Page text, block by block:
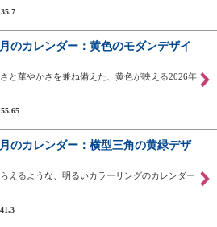
35.7
のカレンダー：黄色のモダンデザイ
と華やかさを兼ね備えた、黄色が映える2026年
55.65
のカレンダー：横型三角の黄緑デザ
えるような、明るいカラーリングのカレンダー
41.3